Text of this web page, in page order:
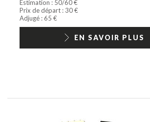
Estimation : 50/60 €
Prix de départ : 30 €
Adjugé : 65 €
EN SAVOIR PLUS